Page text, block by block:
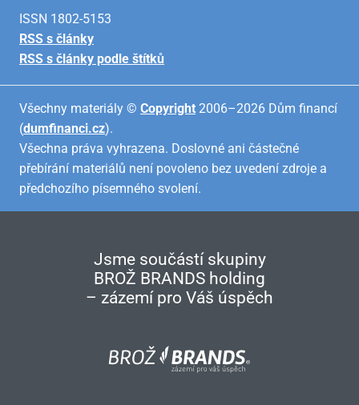
ISSN 1802-5153
RSS s články
RSS s články podle štítků
Všechny materiály © Copyright 2006–2026 Dům financí
(dumfinanci.cz).
Všechna práva vyhrazena. Doslovné ani částečné
přebírání materiálů není povoleno bez uvedení zdroje a
předchozího písemného svolení.
Jsme součástí skupiny
BROŽ BRANDS holding
– zázemí pro Váš úspěch